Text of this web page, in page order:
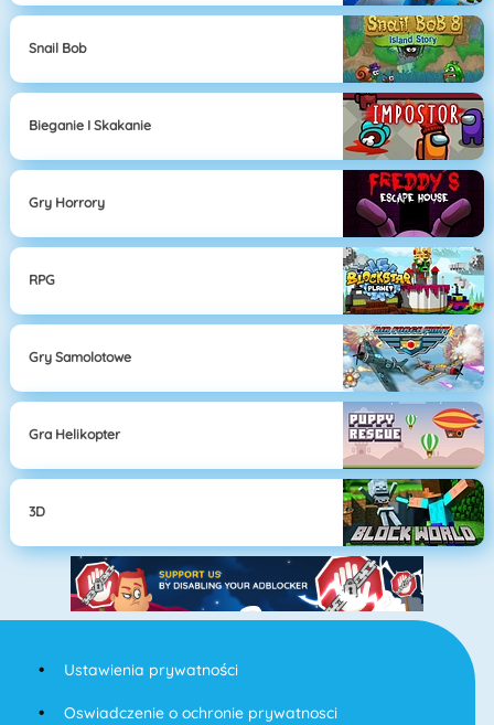
Snail Bob
Bieganie I Skakanie
Gry Horrory
RPG
Gry Samolotowe
Gra Helikopter
3D
Ustawienia prywatności
Oswiadczenie o ochronie prywatnosci